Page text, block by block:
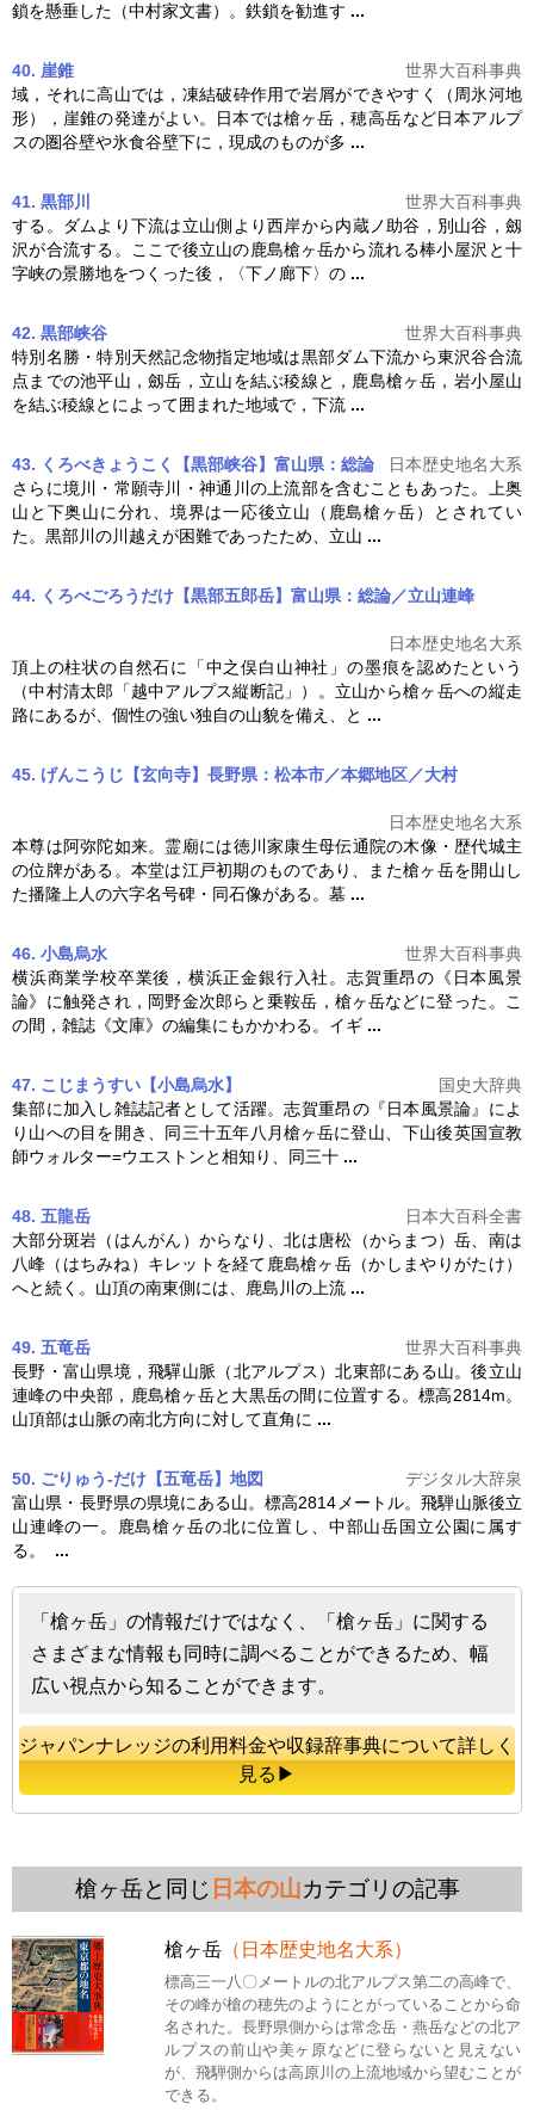
鎖を懸垂した（中村家文書）。鉄鎖を勧進す ...
40. 崖錐
世界大百科事典
域，それに高山では，凍結破砕作用で岩屑ができやすく（周氷河地
形），崖錐の発達がよい。日本では槍ヶ岳 ，穂高岳など日本アルプ
スの圏谷壁や氷食谷壁下に，現成のものが多 ...
41. 黒部川
世界大百科事典
する。ダムより下流は立山側より西岸から内蔵ノ助谷，別山谷，劔
沢が合流する。ここで後立山の鹿島槍ヶ岳から流れる棒小屋沢と十
字峡の景勝地をつくった後，〈下ノ廊下〉の ...
42. 黒部峡谷
世界大百科事典
特別名勝・特別天然記念物指定地域は黒部ダム下流から東沢谷合流
点までの池平山，劔岳，立山を結ぶ稜線と，鹿島槍ヶ岳 ，岩小屋山
を結ぶ稜線とによって囲まれた地域で，下流 ...
43. くろべきょうこく【黒部峡谷】富山県：総論
日本歴史地名大系
さらに境川・常願寺川・神通川の上流部を含むこともあった。上奥
山と下奥山に分れ、境界は一応後立山（鹿島槍ヶ岳）とされてい
た。黒部川の川越えが困難であったため、立山 ...
44. くろべごろうだけ【黒部五郎岳】富山県：総論／立山連峰
日本歴史地名大系
頂上の柱状の自然石に「中之俣白山神社」の墨痕を認めたという
（中村清太郎「越中アルプス縦断記」）。立山から槍ヶ岳への縦走
路にあるが、個性の強い独自の山貌を備え、と ...
45. げんこうじ【玄向寺】長野県：松本市／本郷地区／大村
日本歴史地名大系
本尊は阿弥陀如来。霊廟には徳川家康生母伝通院の木像・歴代城主
の位牌がある。本堂は江戸初期のものであり、また槍ヶ岳を開山し
た播隆上人の六字名号碑・同石像がある。墓 ...
46. 小島烏水
世界大百科事典
横浜商業学校卒業後，横浜正金銀行入社。志賀重昂の《日本風景
論》に触発され，岡野金次郎らと乗鞍岳， 槍ヶ岳などに登った。こ
の間，雑誌《文庫》の編集にもかかわる。イギ ...
47. こじまうすい【小島烏水】
国史大辞典
集部に加入し雑誌記者として活躍。志賀重昂の『日本風景論』によ
り山への目を開き、同三十五年八月槍ヶ岳に登山、下山後英国宣教
師ウォルター=ウエストンと相知り、同三十 ...
48. 五龍岳
日本大百科全書
大部分斑岩（はんがん）からなり、北は唐松（からまつ）岳、南は
八峰（はちみね）キレットを経て鹿島槍ヶ岳 （かしまやりがたけ）
へと続く。山頂の南東側には、鹿島川の上流 ...
49. 五竜岳
世界大百科事典
長野・富山県境，飛驒山脈（北アルプス）北東部にある山。後立山
連峰の中央部，鹿島槍ヶ岳と大黒岳の間に位置する。標高2814m。
山頂部は山脈の南北方向に対して直角に ...
50. ごりゅう‐だけ【五竜岳】 地図
デジタル大辞泉
富山県・長野県の県境にある山。標高2814メートル。飛騨山脈後立
山連峰の一。鹿島槍ヶ岳の北に位置し、中部山岳国立公園に属す
る。 ...
「槍ヶ岳」の情報だけではなく、「槍ヶ岳」に関する
さまざまな情報も同時に調べることができるため、幅
広い視点から知ることができます。
ジャパンナレッジの利用料金や収録辞事典について詳しく
見る▶
槍ヶ岳と同じ 日本の山カテゴリの記事
槍ヶ岳 （日本歴史地名大系）
標高三一八〇メートルの北アルプス第二の高峰で、
その峰が槍の穂先のようにとがっていることから命
名された。長野県側からは常念岳・燕岳などの北ア
ルプスの前山や美ヶ原などに登らないと見えない
が、飛騨側からは高原川の上流地域から望むことが
できる。